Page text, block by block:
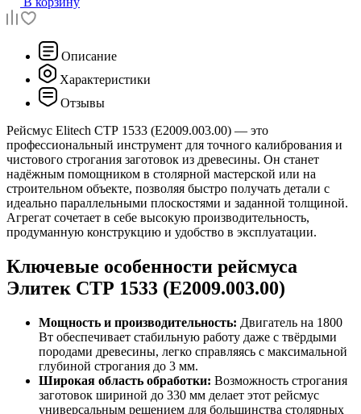
Описание
Характеристики
Отзывы
Рейсмус Elitech СТР 1533 (E2009.003.00) — это
профессиональный инструмент для точного калибрования и
чистового строгания заготовок из древесины. Он станет
надёжным помощником в столярной мастерской или на
строительном объекте, позволяя быстро получать детали с
идеально параллельными плоскостями и заданной толщиной.
Агрегат сочетает в себе высокую производительность,
продуманную конструкцию и удобство в эксплуатации.
Ключевые особенности рейсмуса
Элитек СТР 1533 (E2009.003.00)
Мощность и производительность: Двигатель на 1800
Вт обеспечивает стабильную работу даже с твёрдыми
породами древесины, легко справляясь с максимальной
глубиной строгания до 3 мм.
Широкая область обработки: Возможность строгания
заготовок шириной до 330 мм делает этот рейсмус
универсальным решением для большинства столярных